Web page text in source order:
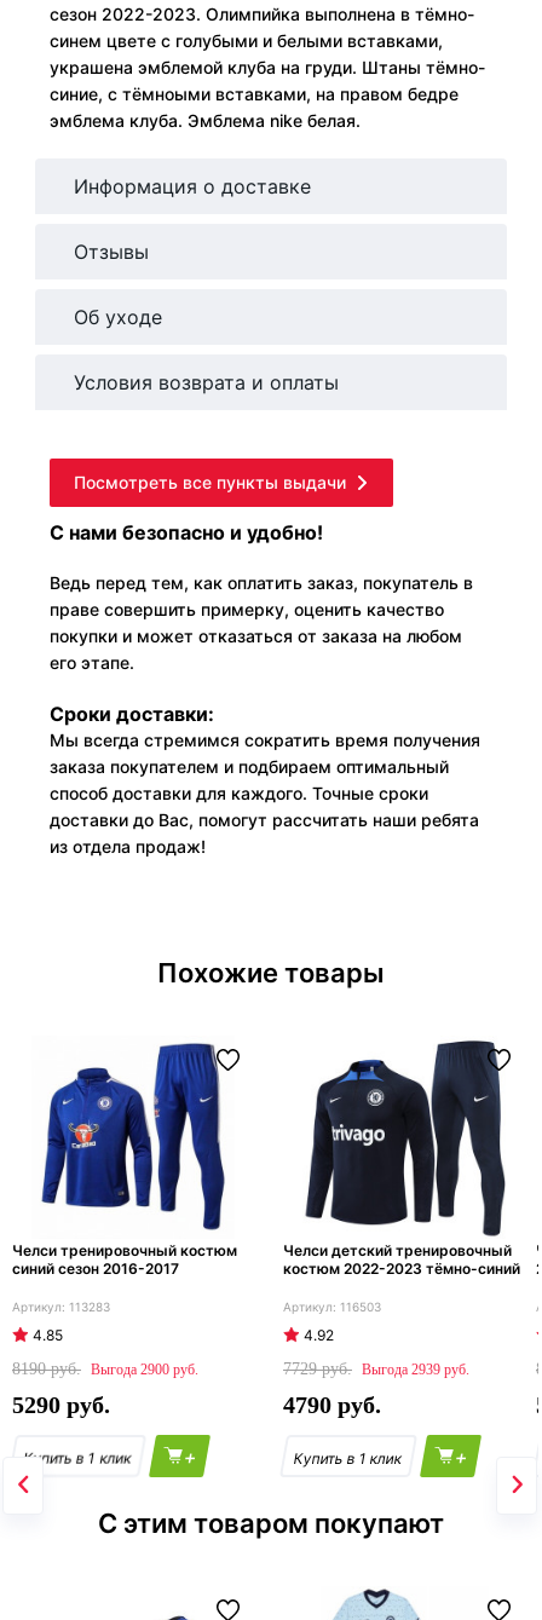
сезон 2022-2023. Олимпийка выполнена в тёмно-
синем цвете с голубыми и белыми вставками,
украшена эмблемой клуба на груди. Штаны тёмно-
синие, с тёмноыми вставками, на правом бедре
эмблема клуба. Эмблема nike белая.
Информация о доставке
Отзывы
Об уходе
Условия возврата и оплаты
Посмотреть все пункты выдачи
С нами безопасно и удобно!
Ведь перед тем, как оплатить заказ, покупатель в
праве совершить примерку, оценить качество
покупки и может отказаться от заказа на любом
его этапе.
Сроки доставки:
Мы всегда стремимся сократить время получения
заказа покупателем и подбираем оптимальный
способ доставки для каждого. Точные сроки
доставки до Вас, помогут рассчитать наши ребята
из отдела продаж!
Похожие товары
Челси тренировочный костюм
синий сезон 2016-2017
113283
4.85
8190
2900
5290
+
Челси детский тренировочный
костюм 2022-2023 тёмно-синий
116503
4.92
7729
2939
4790
+
С этим товаром покупают